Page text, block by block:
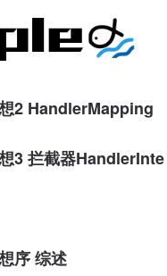
2 HandlerMapping
3 拦截器HandlerInte
序 综述